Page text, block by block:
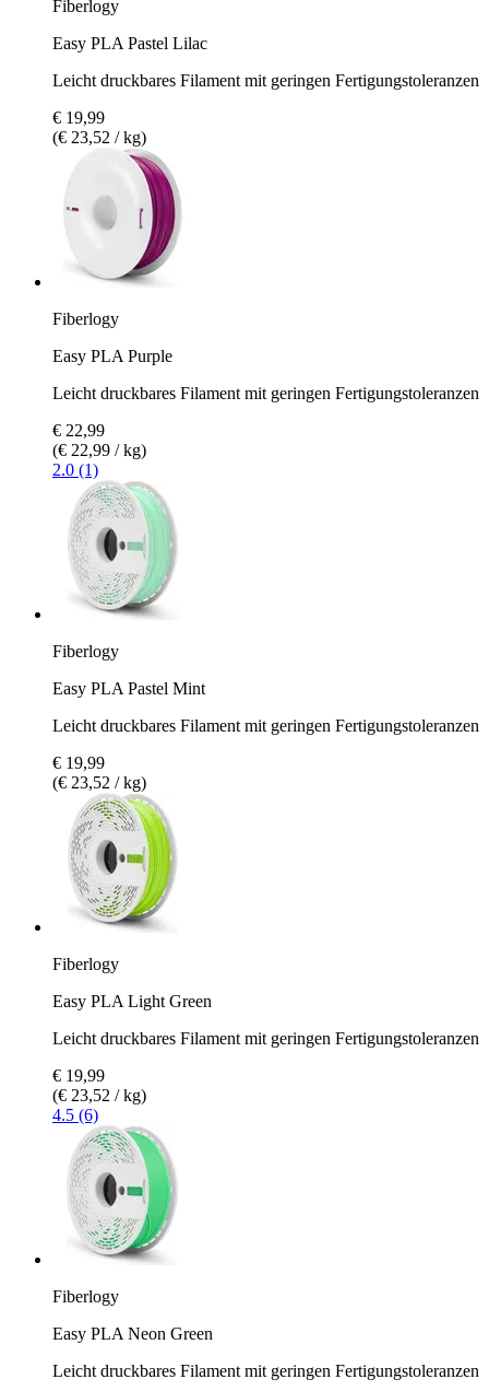
Fiberlogy
Easy PLA Pastel Lilac
Leicht druckbares Filament mit geringen Fertigungstoleranzen
€ 19,99
(€ 23,52 / kg)
Fiberlogy
Easy PLA Purple
Leicht druckbares Filament mit geringen Fertigungstoleranzen
€ 22,99
(€ 22,99 / kg)
2.0 (1)
Fiberlogy
Easy PLA Pastel Mint
Leicht druckbares Filament mit geringen Fertigungstoleranzen
€ 19,99
(€ 23,52 / kg)
Fiberlogy
Easy PLA Light Green
Leicht druckbares Filament mit geringen Fertigungstoleranzen
€ 19,99
(€ 23,52 / kg)
4.5 (6)
Fiberlogy
Easy PLA Neon Green
Leicht druckbares Filament mit geringen Fertigungstoleranzen